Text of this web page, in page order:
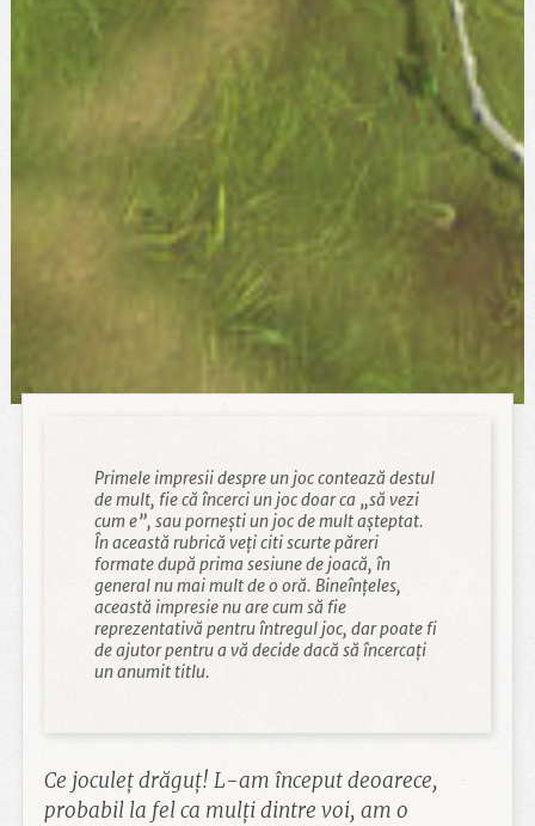
Primele impresii despre un joc contează destul
de mult, fie că încerci un joc doar ca „să vezi
cum e”, sau pornești un joc de mult așteptat.
În această rubrică veți citi scurte păreri
formate după prima sesiune de joacă, în
general nu mai mult de o oră. Bineînțeles,
această impresie nu are cum să fie
reprezentativă pentru întregul joc, dar poate fi
de ajutor pentru a vă decide dacă să încercați
un anumit titlu.
Ce joculeț drăguț! L-am început deoarece,
probabil la fel ca mulți dintre voi, am o